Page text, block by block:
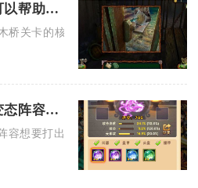
有没有任何提示可以帮助我顺利通过密室逃脱18木桥
桥关卡的核心是按规则拼接木板、优
少年三国志吴国变态阵容如何更好地发挥作用
容想要打出极致战力，核心是搭建陆